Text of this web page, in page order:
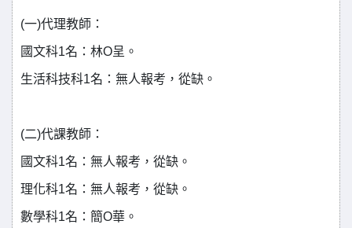
(一)代理教師：
國文科1名：林O呈。
生活科技科1名：無人報考，從缺。
(二)代課教師：
國文科1名：無人報考，從缺。
理化科1名：無人報考，從缺。
數學科1名：簡O華。